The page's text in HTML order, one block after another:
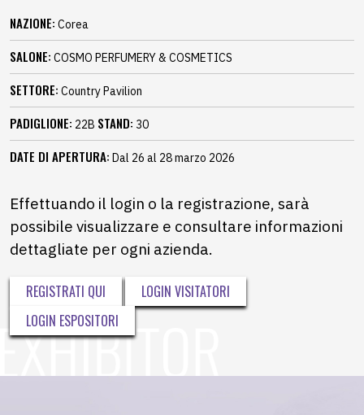
NAZIONE: Corea
SALONE: COSMO PERFUMERY & COSMETICS
SETTORE: Country Pavilion
PADIGLIONE: 22B STAND: 30
DATE DI APERTURA: Dal 26 al 28 marzo 2026
Effettuando il login o la registrazione, sarà
possibile visualizzare e consultare informazioni
dettagliate per ogni azienda.
REGISTRATI QUI
LOGIN VISITATORI
LOGIN ESPOSITORI